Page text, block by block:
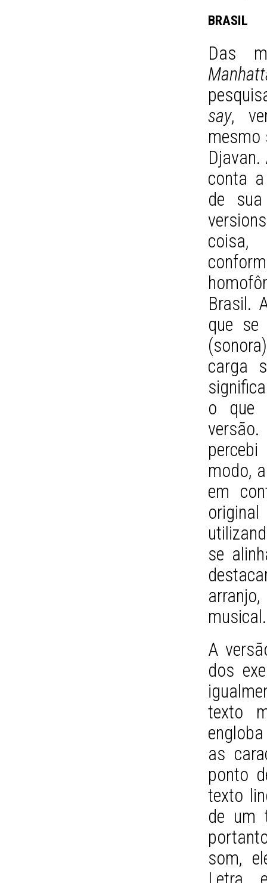
BRASIL
Das
say,
conta
de
coisa,
Brasil.
que se
carga
o que
modo,
em
se
musical.
A
dos
texto
as
ponto
texto
de um
som,